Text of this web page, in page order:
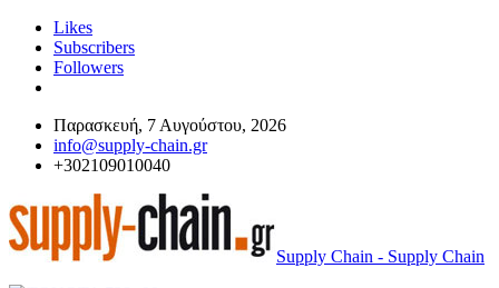
Likes
Subscribers
Followers
Παρασκευή, 7 Αυγούστου, 2026
info@supply-chain.gr
+302109010040
Supply Chain - Supply Chain